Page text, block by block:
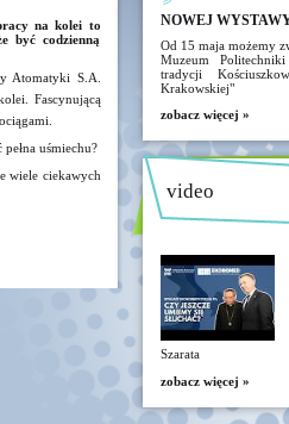
na kolei to
być codzienną
Atomatyki S.A.
Fascynującą
uśmiechu?
wiele ciekawych
NOWEJ
Od 15 maja możemy
Muzeum
tradycji
Krakowskiej"
zobacz więcej »
video
Szarata
zobacz więcej »